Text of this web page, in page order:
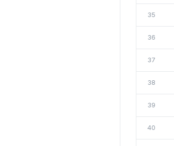
35
36
37
38
39
40